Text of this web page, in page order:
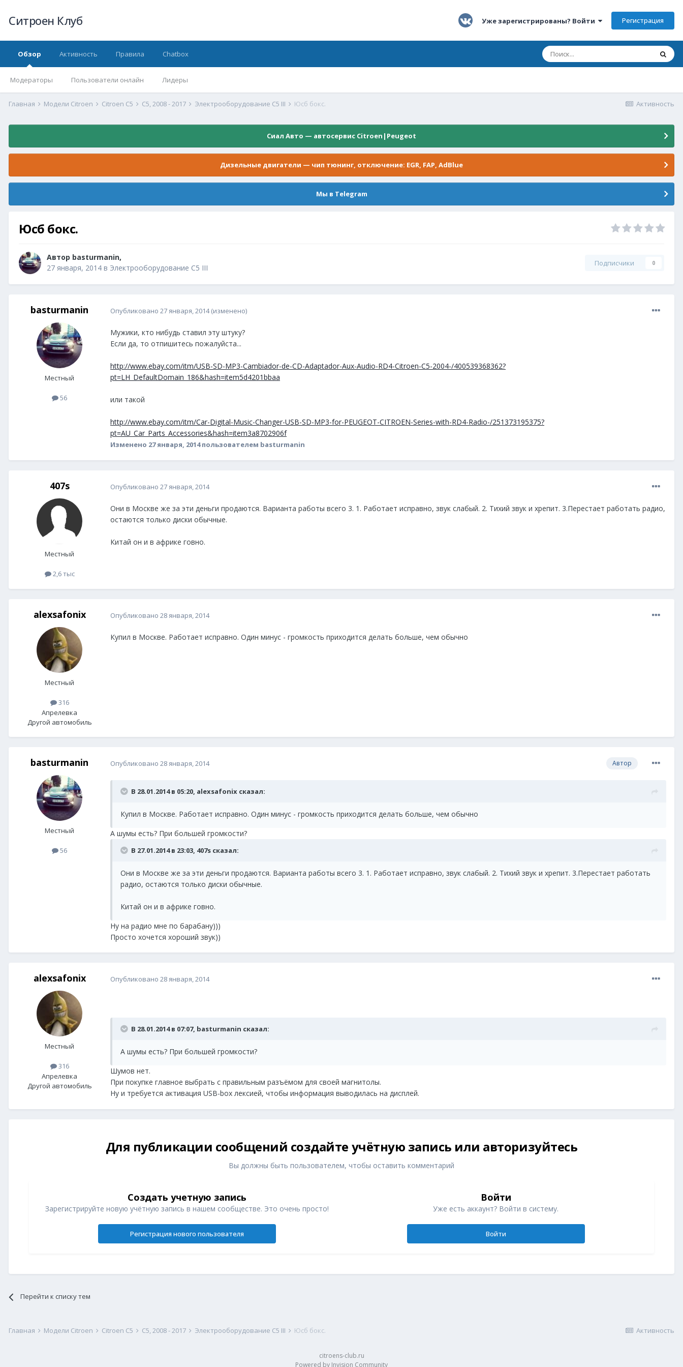
Ситроен Клуб Уже зарегистрированы? Войти Регистрация
Обзор
Модераторы Пользователи онлайн Лидеры
Активность Правила Chatbox
Активность
Главная Модели Citroen Citroen C5 С5, 2008 - 2017 Электрооборудование C5 III Юсб бокс.
Сиал Авто — автосервис Citroen|Peugeot
Дизельные двигатели — чип тюнинг, отключение: EGR, FAP, AdBlue
Мы в Telegram
Юсб бокс.
Автор basturmanin,
27 января, 2014 в Электрооборудование C5 III Подписчики 0
basturmanin
Местный
56
Опубликовано 27 января, 2014 (изменено)
Мужики, кто нибудь ставил эту штуку?
Если да, то отпишитесь пожалуйста...
http://www.ebay.com/itm/USB-SD-MP3-Cambiador-de-CD-Adaptador-Aux-Audio-RD4-Citroen-C5-2004-/400539368362?
pt=LH_DefaultDomain_186&hash=item5d4201bbaa
или такой
http://www.ebay.com/itm/Car-Digital-Music-Changer-USB-SD-MP3-for-PEUGEOT-CITROEN-Series-with-RD4-Radio-/251373195375?
pt=AU_Car_Parts_Accessories&hash=item3a8702906f
Изменено 27 января, 2014пользователем basturmanin
407s
Местный
2,6 тыс
Опубликовано 27 января, 2014
Они в Москве же за эти деньги продаются. Варианта работы всего 3. 1. Работает исправно, звук слабый. 2. Тихий звук и хрепит. 3.Перестает работать радио,
остаются только диски обычные.
Китай он и в африке говно.
alexsafonix
Местный
316
Апрелевка
Другой автомобиль
Опубликовано 28 января, 2014
Купил в Москве. Работает исправно. Один минус - громкость приходится делать больше, чем обычно
basturmanin
Местный
56
Автор
Опубликовано 28 января, 2014
В 28.01.2014 в 05:20, alexsafonix сказал:
Купил в Москве. Работает исправно. Один минус - громкость приходится делать больше, чем обычно
А шумы есть? При большей громкости?
В 27.01.2014 в 23:03, 407s сказал:
Они в Москве же за эти деньги продаются. Варианта работы всего 3. 1. Работает исправно, звук слабый. 2. Тихий звук и хрепит. 3.Перестает работать
радио, остаются только диски обычные.
Китай он и в африке говно.
Ну на радио мне по барабану)))
Просто хочется хороший звук))
alexsafonix
Местный
316
Апрелевка
Другой автомобиль
Опубликовано 28 января, 2014
В 28.01.2014 в 07:07, basturmanin сказал:
А шумы есть? При большей громкости?
Шумов нет.
При покупке главное выбрать с правильным разъёмом для своей магнитолы.
Ну и требуется активация USB-box лексией, чтобы информация выводилась на дисплей.
Для публикации сообщений создайте учётную запись или авторизуйтесь
Вы должны быть пользователем, чтобы оставить комментарий
Создать учетную запись
Зарегистрируйте новую учётную запись в нашем сообществе. Это очень просто!
Регистрация нового пользователя
Войти
Уже есть аккаунт? Войти в систему.
Войти
Перейти к списку тем
Активность
Главная Модели Citroen Citroen C5 С5, 2008 - 2017 Электрооборудование C5 III Юсб бокс.
citroens-club.ru
Powered by Invision Community